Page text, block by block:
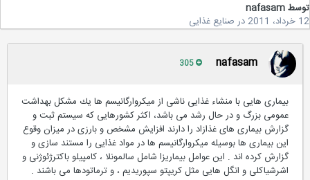
nafasam
درصنایع غذایی
nafasam
بیماری هایی با منشاء غذایی ناشی از میكروارگانیسم ها یك مشكل بهداشت
عمومی بزرگ و در حال رشد می باشد، اكثر كشورهایی كه سیستم ثبت و
گزارش بیماری های غذازاد را دارند افزایش مشخص و بارزی در میزان وقوع
این بیماری ها بوسیله میكروارگانیسم ها در مواد غذایی را مستند سازی و
گزارش كرده اند . این عوامل بیماریزا شامل سالمونلا ، كامپیلو باكترژئوژنی و
اشرشیاكلی و انگل هایی مثل كریپتو سپوریدیم ، و ترماتودها می باشند .